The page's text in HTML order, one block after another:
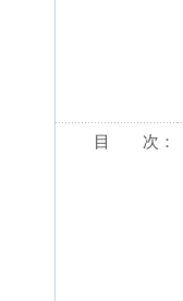
目 次：